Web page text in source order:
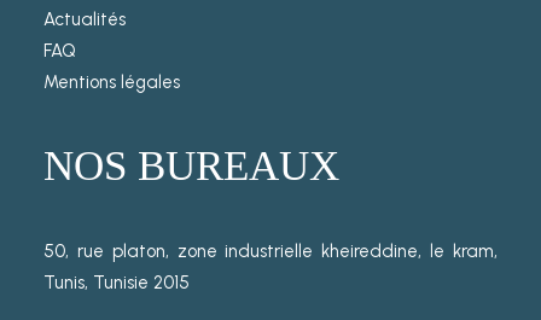
Actualités
FAQ
Mentions légales
NOS BUREAUX
50, rue platon, zone industrielle kheireddine, le kram,
Tunis, Tunisie 2015